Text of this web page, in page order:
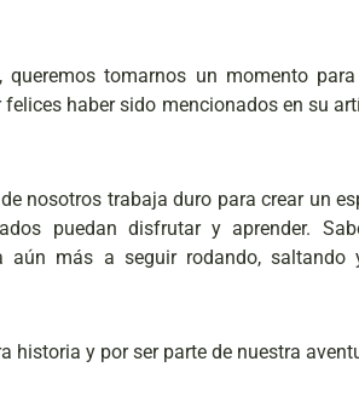
queremos tomarnos un momento
haber sido mencionados en su
nosotros trabaja duro para crear un
puedan disfrutar y aprender.
aún más a seguir rodando, saltando
historia y por ser parte de nuestra